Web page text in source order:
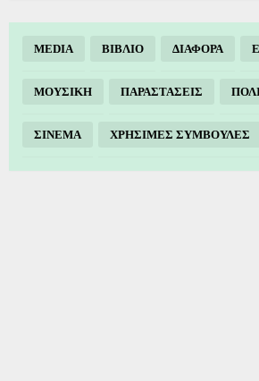
MEDIA ΒΙΒΛΙΟ ΔΙΑΦΟΡΑ
ΜΟΥΣΙΚΗ ΠΑΡΑΣΤΑΣΕΙΣ
ΣΙΝΕΜΑ ΧΡΗΣΙΜΕΣ ΣΥΜΒΟΥΛΕΣ